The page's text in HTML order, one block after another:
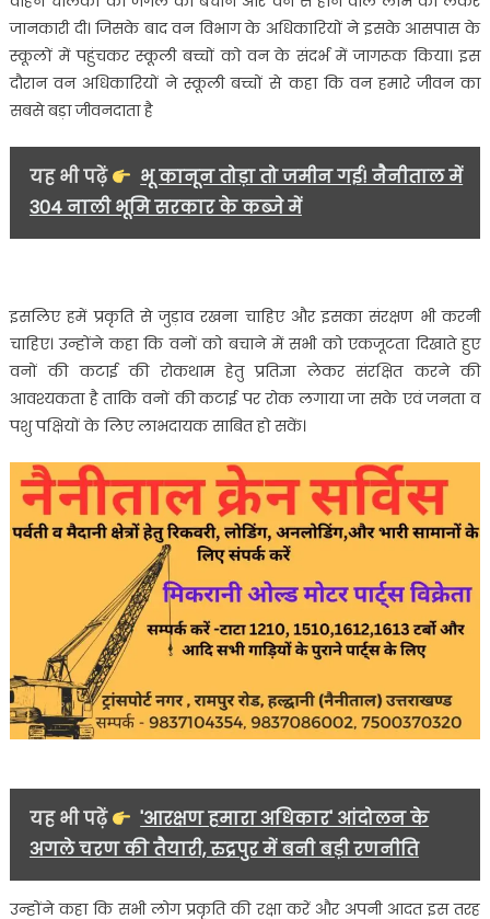
जानकारी दी। जिसके बाद वन विभाग के अधिकारियों ने इसके आसपास के
स्कूलों में पहुंचकर स्कूली बच्चों को वन के संदर्भ में जागरूक किया। इस
दौरान वन अधिकारियों ने स्कूली बच्चों से कहा कि वन हमारे जीवन का
सबसे बड़ा जीवनदाता है
यह भी पढ़ें
भू कानून तोड़ा तो जमीन गई! नैनीताल में
304 नाली भूमि सरकार के कब्जे में
इसलिए हमें प्रकृति से जुड़ाव रखना चाहिए और इसका संरक्षण भी करनी
चाहिए। उन्होंने कहा कि वनों को बचाने में सभी को एकजूटता दिखाते हुए
वनों की कटाई की रोकथाम हेतु प्रतिज्ञा लेकर संरक्षित करने की
आवश्यकता है ताकि वनों की कटाई पर रोक लगाया जा सके एवं जनता व
पशु पक्षियों के लिए लाभदायक साबित हो सकें।
यह भी पढ़ें
'आरक्षण हमारा अधिकार' आंदोलन के
अगले चरण की तैयारी, रुद्रपुर में बनी बड़ी रणनीति
उन्होंने कहा कि सभी लोग प्रकृति की रक्षा करें और अपनी आदत इस तरह